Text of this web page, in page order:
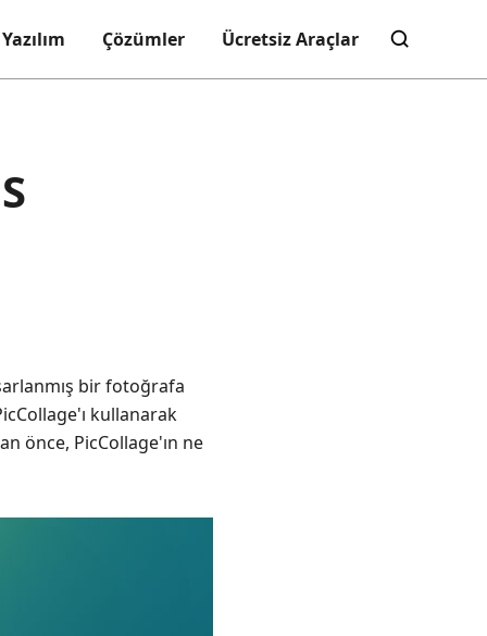
Yazılım Çözümler Ücretsiz Araçlar
bir fotoğrafa
kullanarak
önce, PicCollage'ın ne